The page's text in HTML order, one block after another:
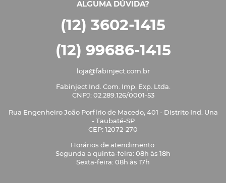
ALGUMA DÚVIDA?
(12) 3602-1415
(12) 99686-1415
loja@fabinject.com.br
Fabinject Ind. Com. Imp. Exp. Ltda.
CNPJ: 02.289.126/0001-53
Rua Engenheiro João Porfírio de Macedo, 401 - Distrito Ind. Una
- Taubaté-SP
CEP: 12072-270
Horários de atendimento:
Segunda a quinta-feira: 08h às 18h
Sexta-feira: 08h às 17h